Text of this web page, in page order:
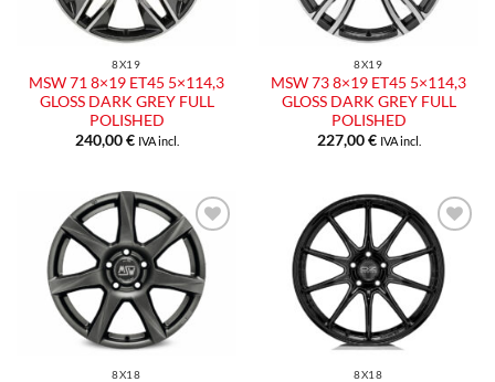
8X19
MSW 71 8×19 ET45 5×114,3
GLOSS DARK GREY FULL
POLISHED
240,00€ IVA incl.
8X19
MSW 73 8×19 ET45 5×114,3
GLOSS DARK GREY FULL
POLISHED
227,00€ IVA incl.
Aggiungi
alla lista
dei
desideri
8X18
Aggiungi
alla lista
dei
desideri
8X18